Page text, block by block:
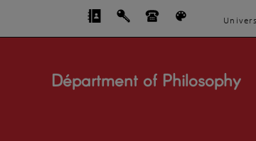
Départment of Philosophy